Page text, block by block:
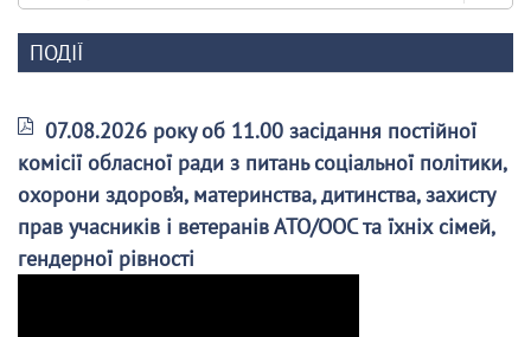
ПОДІЇ
07.08.2026 року об 11.00 засідання постійної
комісії обласної ради з питань соціальної політики,
охорони здоров’я, материнства, дитинства, захисту
прав учасників і ветеранів АТО/ООС та їхніх сімей,
гендерної рівності